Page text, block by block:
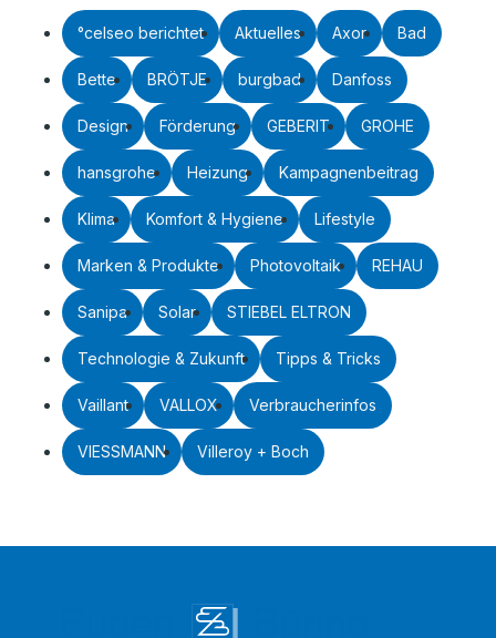
°celseo berichtet Aktuelles Axor Bad
Bette BRÖTJE burgbad Danfoss
Design Förderung GEBERIT GROHE
hansgrohe Heizung Kampagnenbeitrag
Klima Komfort & Hygiene Lifestyle
Marken & Produkte Photovoltaik REHAU
Sanipa Solar STIEBEL ELTRON
Technologie & Zukunft Tipps & Tricks
Vaillant VALLOX Verbraucherinfos
VIESSMANN Villeroy + Boch